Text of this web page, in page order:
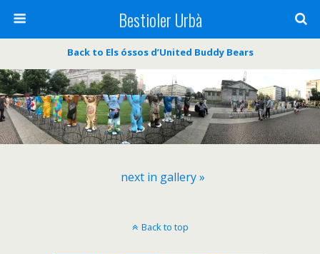
Bestioler Urbà
Back to Els óssos d’United Buddy Bears
next in gallery »
Back to top